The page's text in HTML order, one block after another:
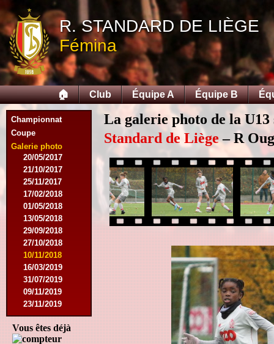
R. STANDARD DE LIÈGE
Fémina
🏠 Club Équipe A Équipe B
Championnat
Coupe
Galerie photo
12/09/2015
26/09/2015
03/10/2015
28/11/2015
09/03/2016
09/04/2016
13/04/2016
16/05/2016
09/08/2016
08/10/2016
01/03/2017
06/05/2017
20/05/2017
21/10/2017
25/11/2017
17/02/2018
01/05/2018
13/05/2018
29/09/2018
27/10/2018
10/11/2018
16/03/2019
31/07/2019
09/11/2019
23/11/2019
Vous êtes déjà
La galerie photo de la U13
Standard de Liège– R